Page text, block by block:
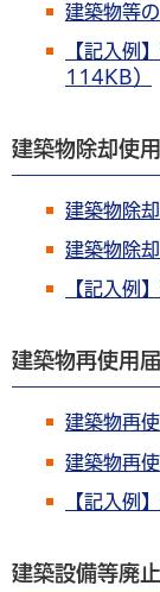
建築物等
【記入例
114KB）
建築物除却使
建築物除
建築物除
【記入例
建築物再使用届
建築物再
建築物再
【記入例
建築設備等廃